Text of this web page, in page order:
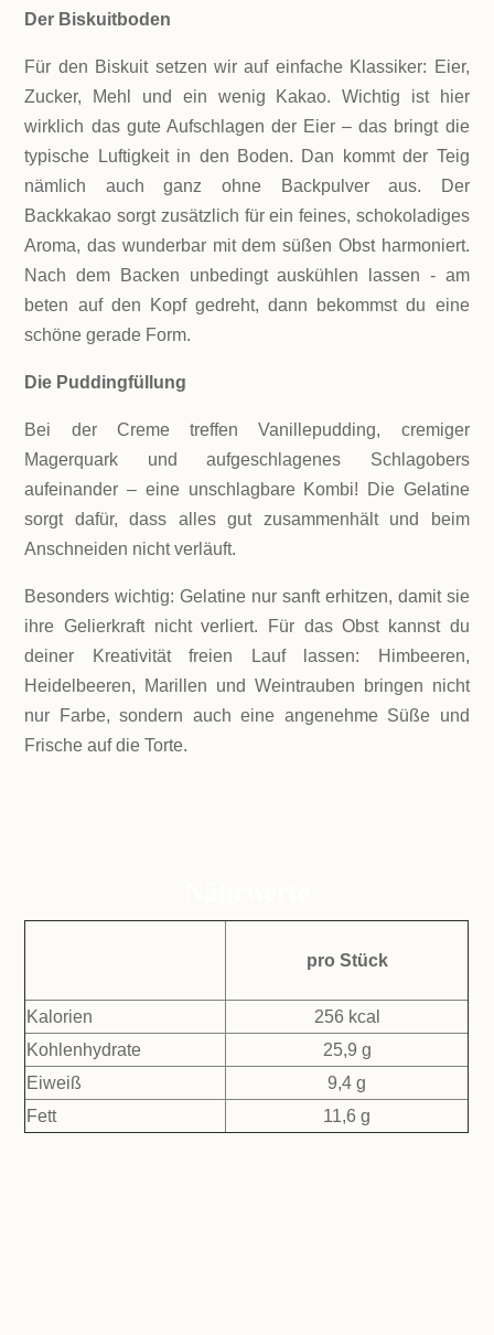
Der Biskuitboden
Für den Biskuit setzen wir auf einfache Klassiker: Eier,
Zucker, Mehl und ein wenig Kakao. Wichtig ist hier
wirklich das gute Aufschlagen der Eier – das bringt die
typische Luftigkeit in den Boden. Dan kommt der Teig
nämlich auch ganz ohne Backpulver aus. Der
Backkakao sorgt zusätzlich für ein feines, schokoladiges
Aroma, das wunderbar mit dem süßen Obst harmoniert.
Nach dem Backen unbedingt auskühlen lassen - am
beten auf den Kopf gedreht, dann bekommst du eine
schöne gerade Form.
Die Puddingfüllung
Bei der Creme treffen Vanillepudding, cremiger
Magerquark und aufgeschlagenes Schlagobers
aufeinander – eine unschlagbare Kombi! Die Gelatine
sorgt dafür, dass alles gut zusammenhält und beim
Anschneiden nicht verläuft.
Besonders wichtig: Gelatine nur sanft erhitzen, damit sie
ihre Gelierkraft nicht verliert. Für das Obst kannst du
deiner Kreativität freien Lauf lassen: Himbeeren,
Heidelbeeren, Marillen und Weintrauben bringen nicht
nur Farbe, sondern auch eine angenehme Süße und
Frische auf die Torte.
pro Stück
Kalorien
256 kcal
Kohlenhydrate
25,9 g
Eiweiß
9,4 g
Fett
11,6 g